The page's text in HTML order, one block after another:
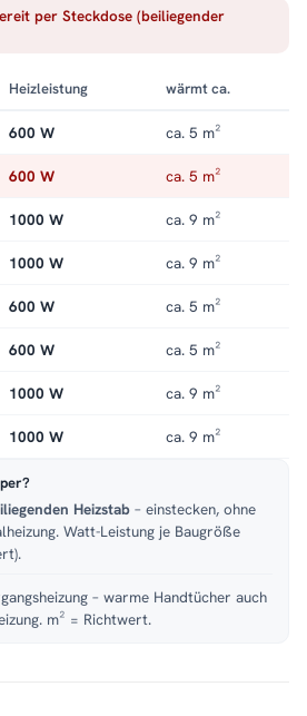
gleichmäßig über die gesamte
Ausführungen der Serie finden Sie in
per Steckdose (beiliegender
Heizleistung wärmt ca.
600 W ca. 5 m²
600 W ca. 5 m²
1000 W ca. 9 m²
1000 W ca. 9 m²
600 W ca. 5 m²
600 W ca. 5 m²
1000 W ca. 9 m²
1000 W ca. 9 m²
Heizstab – einstecken, ohne
Watt-Leistung je Baugröße
– warme Handtücher auch
m² = Richtwert.